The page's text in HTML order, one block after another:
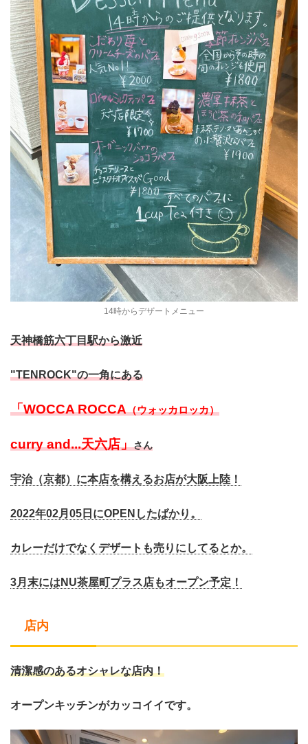
14時からデザートメニュー
天神橋筋六丁目駅から激近
"TENROCK"の一角にある
「WOCCA ROCCA（ウォッカロッカ）
curry and...天六店」さん
宇治（京都）に本店を構えるお店が大阪上陸！
2022年02月05日にOPENしたばかり。
カレーだけでなくデザートも売りにしてるとか。
3月末にはNU茶屋町プラス店もオープン予定！
店内
清潔感のあるオシャレな店内！
オープンキッチンがカッコイイです。